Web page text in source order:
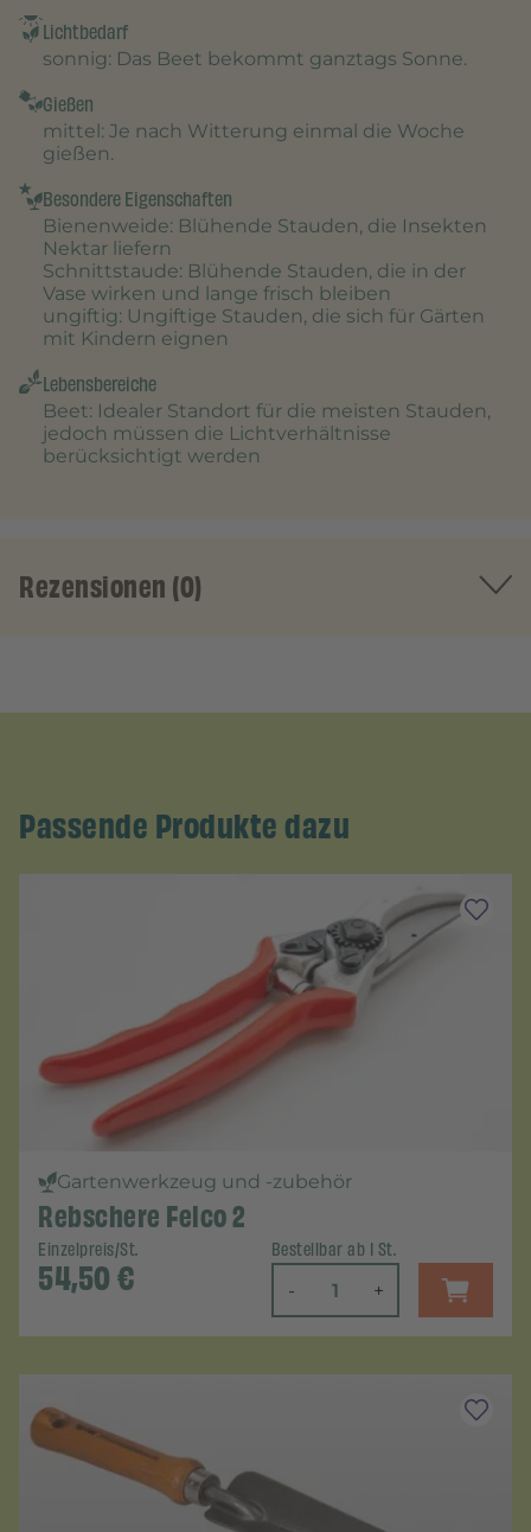
Lichtbedarf
sonnig: Das Beet bekommt ganztags Sonne.
Gießen
mittel : Je nach Witterung einmal die Woche
gießen.
Besondere Eigenschaften
Bienenweide: Blühende Stauden, die Insekten
Nektar liefern
Schnittstaude: Blühende Stauden, die in der
Vase wirken und lange frisch bleiben
ungiftig: Ungiftige Stauden, die sich für Gärten
mit Kindern eignen
Lebensbereiche
Beet: Idealer Standort für die meisten Stauden,
jedoch müssen die Lichtverhältnisse
berücksichtigt werden
Rezensionen (0)
Passende Produkte dazu
Gartenwerkzeug und -zubehör
Rebschere Felco 2
Einzelpreis/St.
54,50€
Bestellbar ab 1 St.
- +